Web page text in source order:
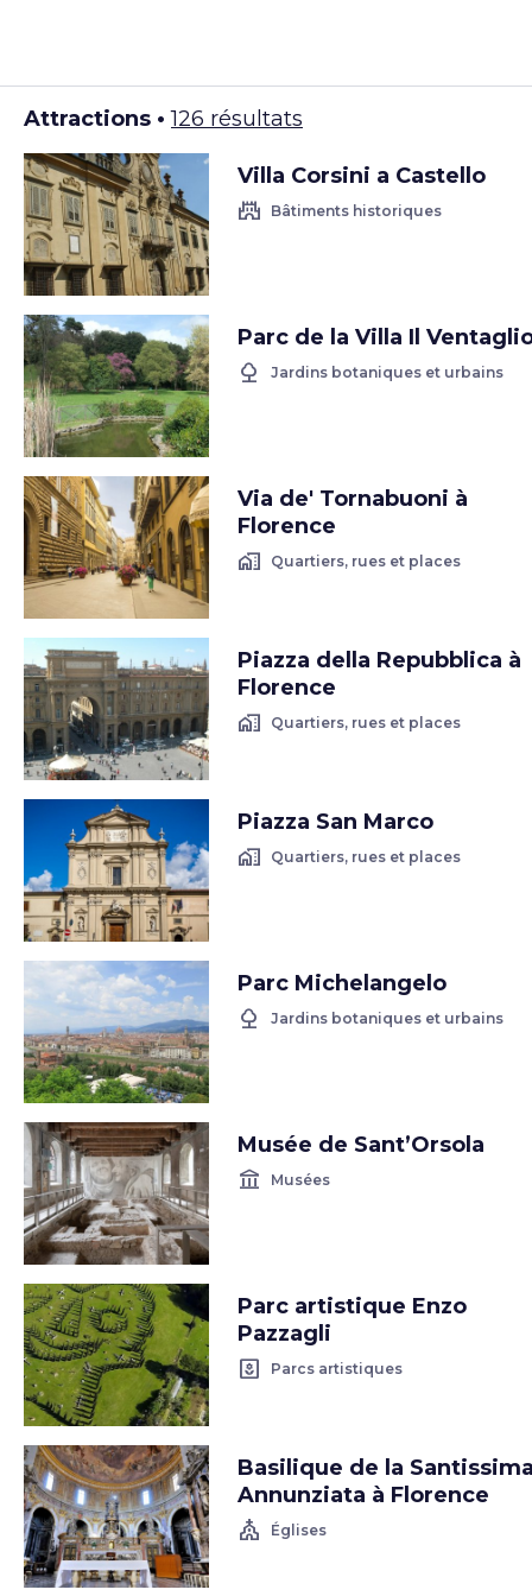
Attractions •126 résultats
Villa Corsini a Castello
castle Bâtiments historiques
Parc de la Villa Il
nature Jardins botaniques et urbains
Via de' Tornabuoni à
Florence
home_work Quartiers, rues et places
Piazza della Repubblica à
Florence
home_work Quartiers, rues et places
Piazza San Marco
home_work Quartiers, rues et places
Parc Michelangelo
nature Jardins botaniques et urbains
Musée de Sant’Orsola
account_balance Musées
Parc artistique Enzo
Pazzagli
yard Parcs artistiques
Basilique de la Santissima
Annunziata à Florence
church Églises